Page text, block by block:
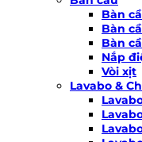
Bàn
Bàn
Bàn
Nắp
Vòi xịt
Lavabo &